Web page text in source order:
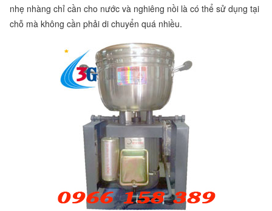
nhẹ nhàng chỉ cần cho nước và nghiêng nồi là có thể sử dụng tại
chỗ mà không cần phải di chuyển quá nhiều.